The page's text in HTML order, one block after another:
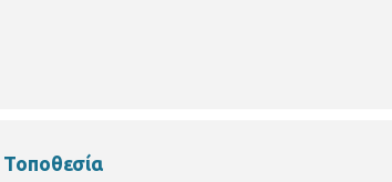
Τοποθεσία